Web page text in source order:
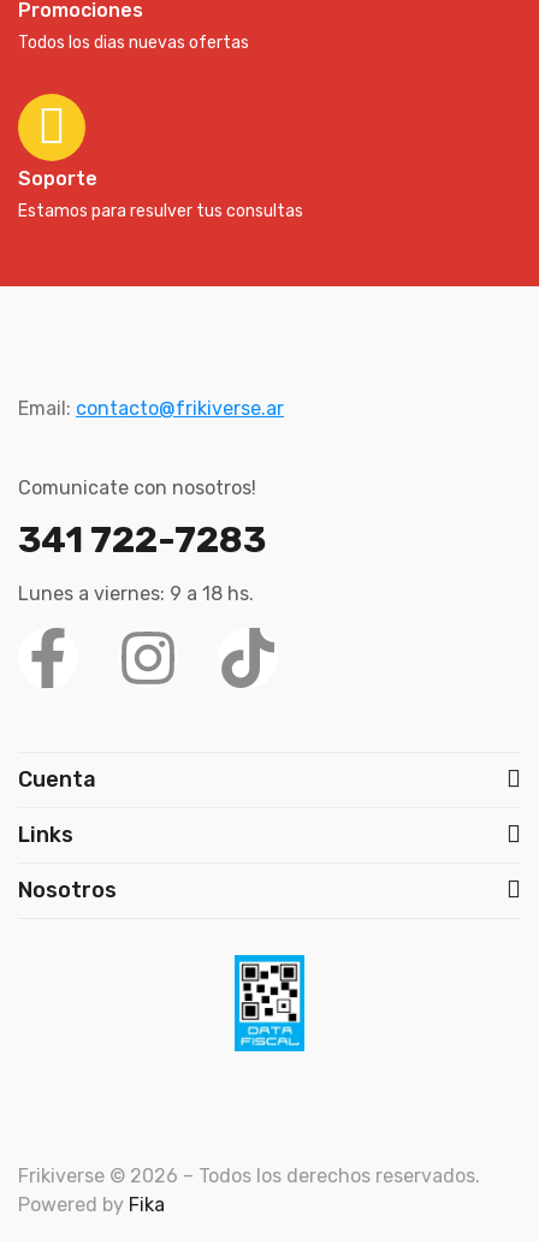
Promociones
Todos los dias nuevas ofertas
Soporte
Estamos para resulver tus consultas
Email: contacto@frikiverse.ar
Comunicate con nosotros!
341 722-7283
Lunes a viernes: 9 a 18 hs.
Cuenta
Links
Nosotros
Frikiverse © 2026 – Todos los derechos reservados.
Powered by Fika